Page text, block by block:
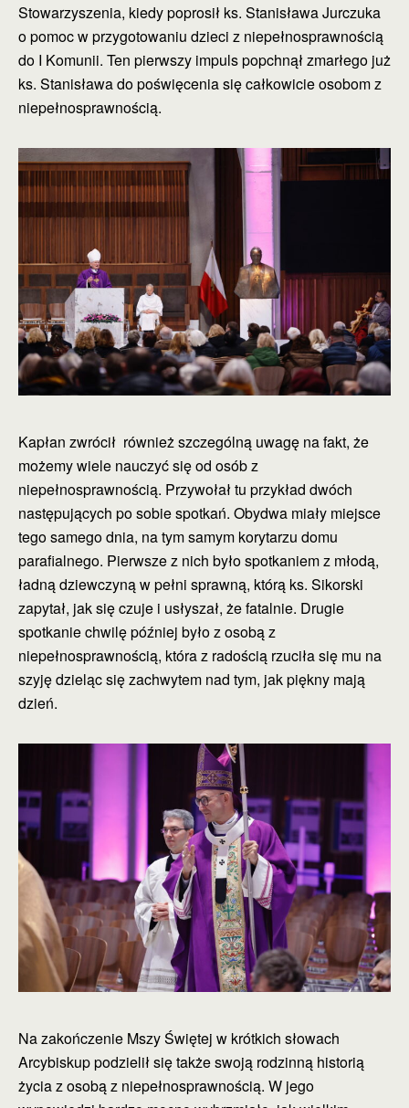
Stowarzyszenia, kiedy poprosił ks. Stanisława Jurczuka
o pomoc w przygotowaniu dzieci z niepełnosprawnością
do I Komunii. Ten pierwszy impuls popchnął zmarłego już
ks. Stanisława do poświęcenia się całkowicie osobom z
niepełnosprawnością.
Kapłan zwrócił również szczególną uwagę na fakt, że
możemy wiele nauczyć się od osób z
niepełnosprawnością. Przywołał tu przykład dwóch
następujących po sobie spotkań. Obydwa miały miejsce
tego samego dnia, na tym samym korytarzu domu
parafialnego. Pierwsze z nich było spotkaniem z młodą,
ładną dziewczyną w pełni sprawną, którą ks. Sikorski
zapytał, jak się czuje i usłyszał, że fatalnie. Drugie
spotkanie chwilę później było z osobą z
niepełnosprawnością, która z radością rzuciła się mu na
szyję dzieląc się zachwytem nad tym, jak piękny mają
dzień.
Na zakończenie Mszy Świętej w krótkich słowach
Arcybiskup podzielił się także swoją rodzinną historią
życia z osobą z niepełnosprawnością. W jego